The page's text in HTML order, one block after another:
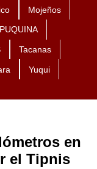
Mojeños
PUQUINA
Tacanas
Yuqui
en
el Tipnis